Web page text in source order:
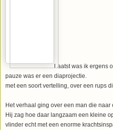
Laatst was ik ergens
pauze was er een diaprojectie.
met een soort vertelling, over een rups
Het verhaal ging over een man die
Hij zag hoe daar langzaam een kleine
vlinder echt met een enorme